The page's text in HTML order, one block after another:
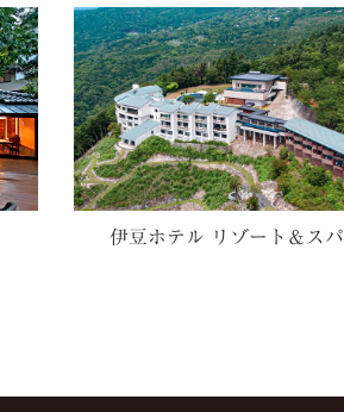
伊豆ホテル リゾート＆スパ